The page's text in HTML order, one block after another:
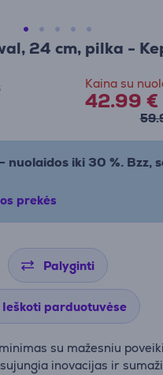
24 cm, pilka -
Kaina su
42.99 €
nuolaidos iki 30 %. Bzz,
prekės
Palyginti
Ieškoti parduotuvėse
su mažesniu
inovacijas ir